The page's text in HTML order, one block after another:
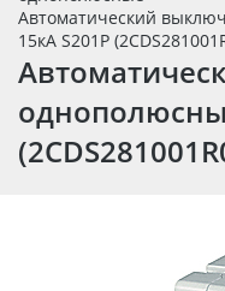
Автоматический
15кА S201P